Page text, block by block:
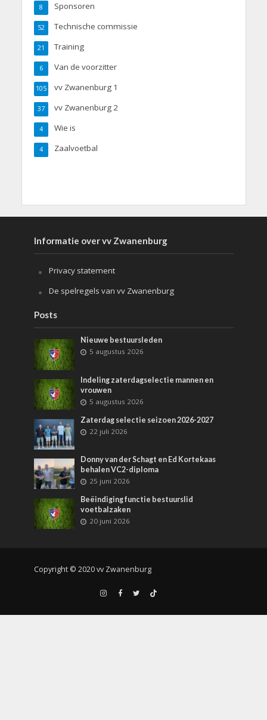
Sponsoren
8
Technische commissie
52
Training
21
Van de voorzitter
6
vv Zwanenburg 1
105
vv Zwanenburg 2
37
Wie is
4
Zaalvoetbal
4
Informatie over vv Zwanenburg
Privacy statement
De spelregels van vv Zwanenburg
Posts
Nieuwe bestuursleden
5 augustus 2026
Indeling zaterdagselectie mannen en
vrouwen
5 augustus 2026
Zaterdag selectie seizoen 2026-2027
22 juli 2026
Donny van der Schagt en Ed Kortekaas
behalen VC2-diploma
25 juni 2026
Beëindiging functie bestuurslid
voetbalzaken
20 juni 2026
Copyright © 2020 vv Zwanenburg